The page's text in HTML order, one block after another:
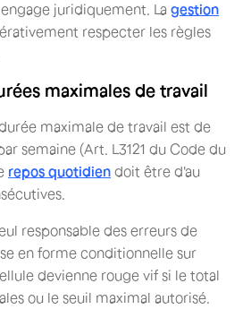
juridiquement. La gestion
respecter les règles
maximales de travail
maximale de travail est de
semaine (Art. L3121 du Code du
repos quotidien doit être d'au
responsable des erreurs de
en forme conditionnelle sur
devienne rouge vif si le total
ou le seuil maximal autorisé.